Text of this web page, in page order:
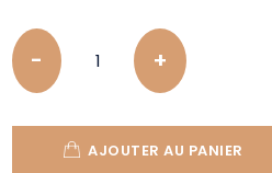
Quantity
AJOUTER AU PANIER